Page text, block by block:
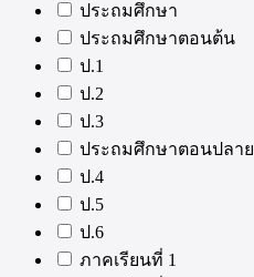
ประถมศึกษา
ประถมศึกษาตอนต้น
ป.1
ป.2
ป.3
ประถมศึกษาตอนปลาย
ป.4
ป.5
ป.6
ภาคเรียนที่ 1